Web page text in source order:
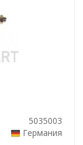
5035003
Германия